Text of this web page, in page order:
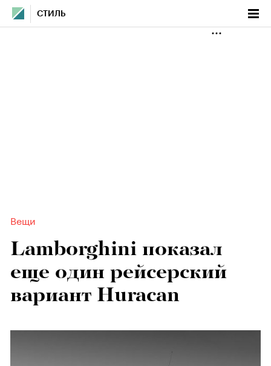
СТИЛЬ
Вещи
Lamborghini показал
еще один рейсерский
вариант Huracan